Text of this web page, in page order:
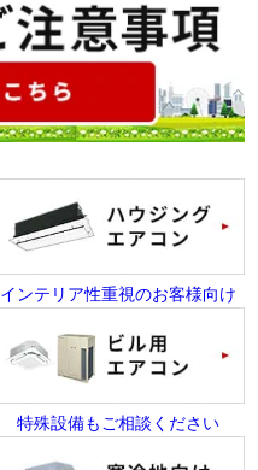
インテリア性重視のお客様向け
特殊設備もご相談ください